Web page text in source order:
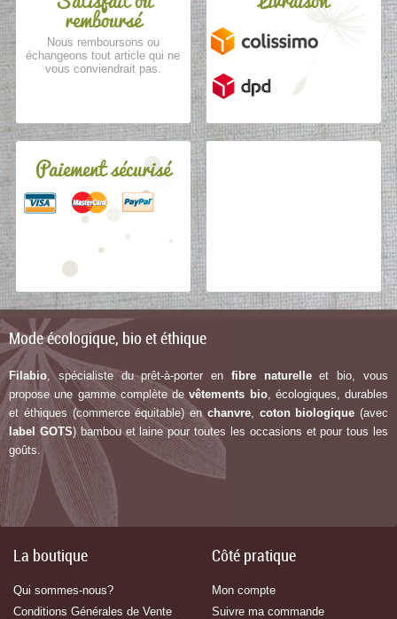
remboursé
Nous remboursons ou
échangeons tout article qui ne
vous conviendrait pas.
Paiement sécurisé
Mode écologique, bio et éthique
Filabio , spécialiste du prêt-à-porter en fibre naturelleet bio, vous
propose une gamme complète devêtements bio, écologiques, durables
et éthiques (commerce équitable) en chanvre, coton biologique (avec
label GOTS) bambou et laine pour toutes les occasions et pour tous les
goûts.
La boutique
Qui sommes-nous?
Conditions Générales de Vente
Côté pratique
Mon compte
Suivre ma commande